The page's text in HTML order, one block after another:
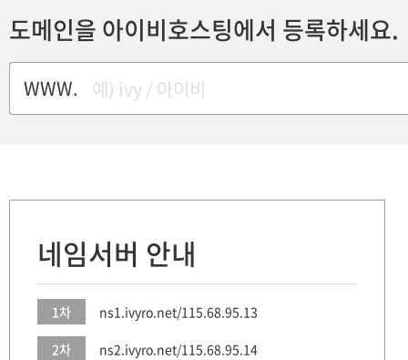
도메인을 아이비호스팅에서 등록하세요.
WWW.
네임서버 안내
1차 ns1.ivyro.net/115.68.95.13
2차 ns2.ivyro.net/115.68.95.14